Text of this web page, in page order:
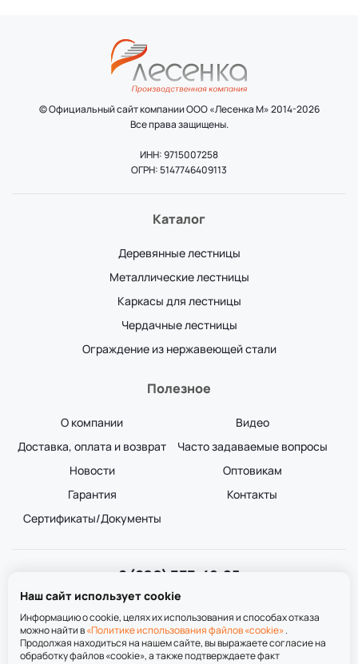
© Официальный сайт компании ООО «Лесенка М» 2014-2026
Все права защищены.
ИНН: 9715007258
ОГРН: 5147746409113
Каталог
Деревянные лестницы
Металлические лестницы
Каркасы для лестницы
Чердачные лестницы
Ограждение из нержавеющей стали
Полезное
О компании
Доставка, оплата и возврат
Новости
Гарантия
Сертификаты/Документы
Видео
Часто задаваемые вопросы
Оптовикам
Контакты
8 (800) 333-49-25
Звонок бесплатный
пн-пт 8:00-20:00
сб-вс 9:00-20:00
Наш сайт использует cookie
Информацию о cookie, целях их использования и способах отказа
можно найти в«Политике использования файлов «cookie».
Продолжая находиться на нашем сайте, вы выражаете согласие на
обработку файлов «cookie», а также подтверждаете факт